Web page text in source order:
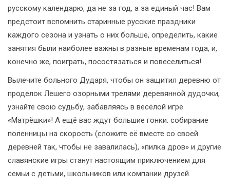
русскому календарю, да не за год, а за единый час! Вам
предстоит вспомнить старинные русские праздники
каждого сезона и узнать о них больше, определить, какие
занятия были наиболее важны в разные временам года, и,
конечно же, поиграть, посостязаться и повеселиться!
Вылечите больного Дударя, чтобы он защитил деревню от
проделок Лешего озорными трелями деревянной дудочки,
узнайте свою судьбу, забавляясь в весёлой игре
«Матрёшки»! А ещё вас ждут большие гонки: собирание
поленницы на скорость (сложите её вместе со своей
деревней так, чтобы не завалилась), «пилка дров» и другие
славянские игры станут настоящим приключением для
семьи с детьми, школьников или компании друзей.